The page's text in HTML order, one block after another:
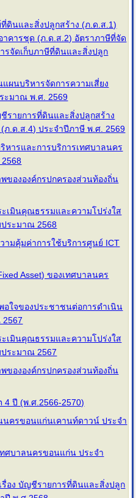
ดินและสิ่งปลูกสร้าง (ภ.ด.ส.1)
คารชุด (ภ.ด.ส.2) อัตราภาษีที่จัด
รจัดเก็บภาษีที่ดินและสิ่งปลูก
ผนบริหารจัดการความเสี่ยง
ะมาณ พ.ศ. 2569
รายการที่ดินและสิ่งปลูกสร้าง
.ด.ส.4) ประจำปีภาษี พ.ศ. 2569
หารและการบริการเทศบาลนคร
ขององค์กรปกครองส่วนท้องถิ่น
ะเมินคุณธรรมและความโปร่งใส
ประมาณ 2568
ามคุ้มค่าการใช้บริการศูนย์ ICT
Asset) ของเทศบาลนคร
อใจของประชาชนต่อการดำเนิน
ะเมินคุณธรรมและความโปร่งใส
ประมาณ 2567
ขององค์กรปกครองส่วนท้องถิ่น
ปี (พ.ศ.2566-2570)
นครขอนแก่นเคานท์ดาวน์ ประจำ
ศบาลนครขอนแก่น ประจํา
อง บัญชีรายการที่ดินและสิ่งปลูก